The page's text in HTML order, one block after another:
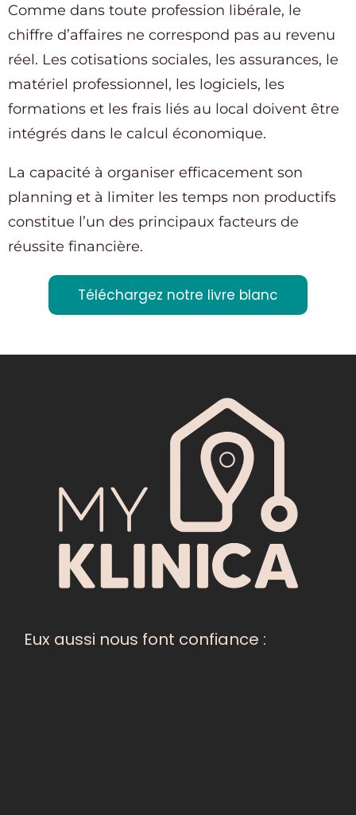
Comme dans toute profession libérale, le
chiffre d’affaires ne correspond pas au revenu
réel. Les cotisations sociales, les assurances, le
matériel professionnel, les logiciels, les
formations et les frais liés au local doivent être
intégrés dans le calcul économique.
La capacité à organiser efficacement son
planning et à limiter les temps non productifs
constitue l’un des principaux facteurs de
réussite financière.
Téléchargez notre livre blanc
Eux aussi nous font confiance :